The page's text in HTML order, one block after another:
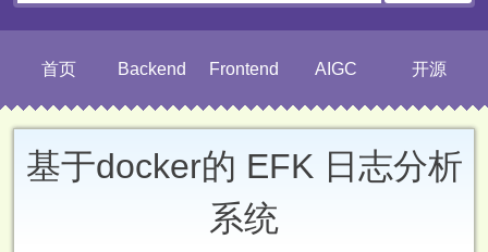
首页 Backend Frontend AIGC 开源
基于docker的 EFK 日志分析
系统